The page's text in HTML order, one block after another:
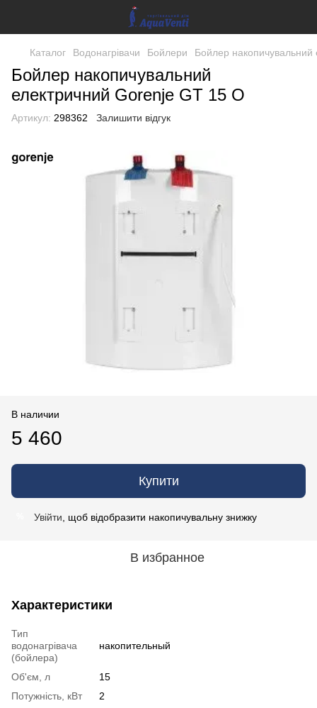
Каталог Водонагрівачи Бойлери Бойлер
Бойлер накопичувальний
електричний Gorenje GT 15 O
Артикул: 298362 Залишити відгук
В наличии
5 460
Купити
Увійти , щоб відобразити накопичувальну знижку
В избранное
Характеристики
Тип
водонагрівача
(бойлера)
накопительный
Об'єм, л
15
Потужність, кВт
2